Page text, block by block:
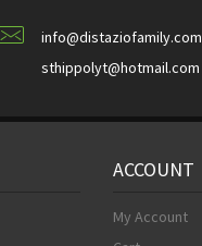
info@distaziofamily.com
sthippolyt@hotmail.com
ACCOUNT
My Account